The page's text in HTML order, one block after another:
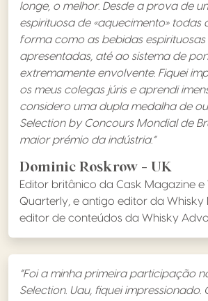
longe, o melhor. Desde a prova de
espirituosa de «aquecimento» todas
forma como as bebidas espirituosas
apresentadas, até ao sistema de
extremamente envolvente. Fiquei
os meus colegas júris e aprendi
considero uma dupla medalha de
Selection by Concours Mondial de
maior prémio da indústria.”
Dominic Roskrow - UK
Editor britânico da Cask Magazine e
Quarterly, e antigo editor da Whisky
editor de conteúdos da Whisky
“Foi a minha primeira participação
Selection. Uau, fiquei